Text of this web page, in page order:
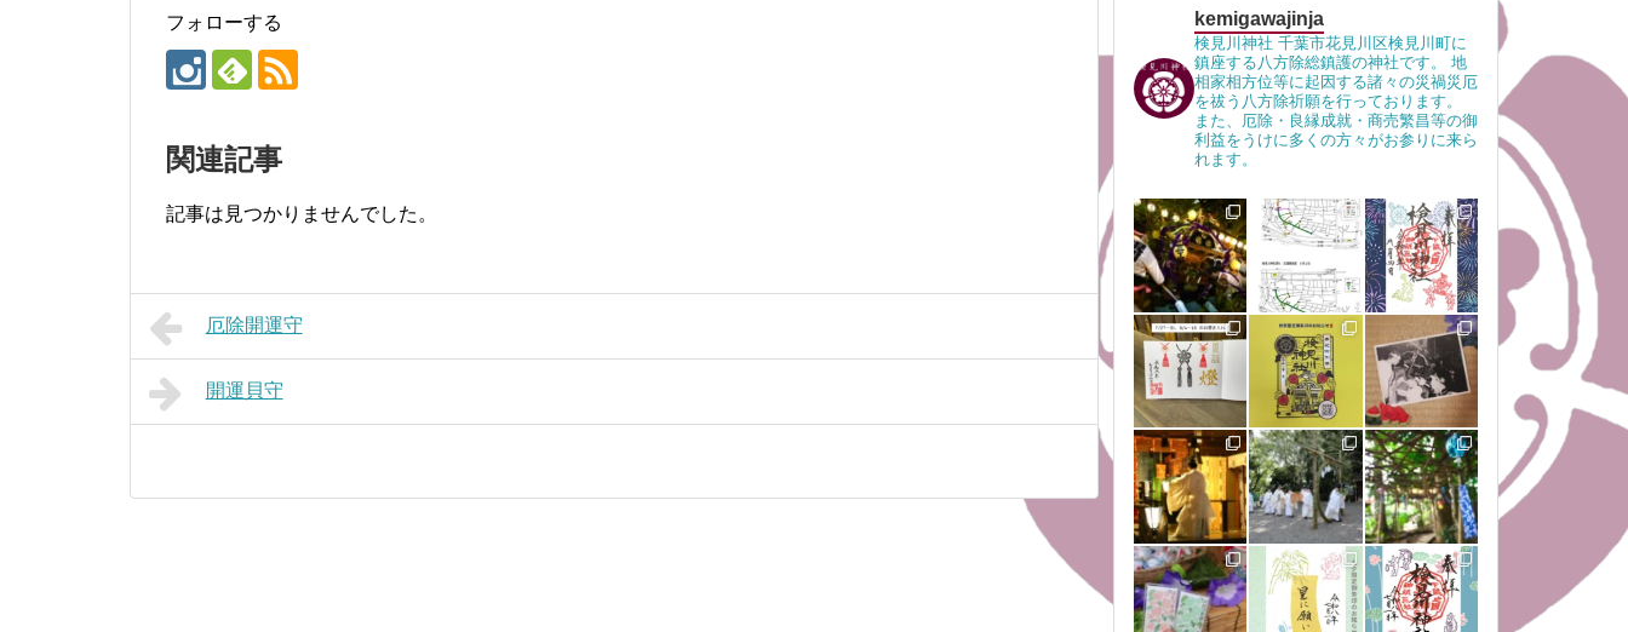
フォローする
関連記事
記事は見つかりませんでした。
厄除開運守
開運貝守
kemigawajinja
検見川神社 千葉市花見川区検見川町に
鎮座する八方除総鎮護の神社です。 地
相家相方位等に起因する諸々の災禍災厄
を祓う八方除祈願を行っております。
また、厄除・良縁成就・商売繁昌等の御
利益をうけに多くの方々がお参りに来ら
れます。